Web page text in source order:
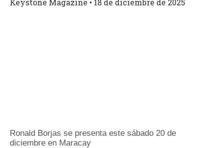
Keystone Magazine 18 de diciembre de 2025
Ronald Borjas se presenta este sábado 20 de
diciembre en Maracay